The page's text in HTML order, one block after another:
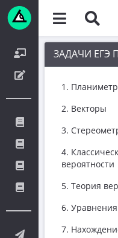
ЗАДАЧИ ЕГЭ
1.
2. Векторы
3.
4.
вероятности
5. Теория
6. Уравнения
7.